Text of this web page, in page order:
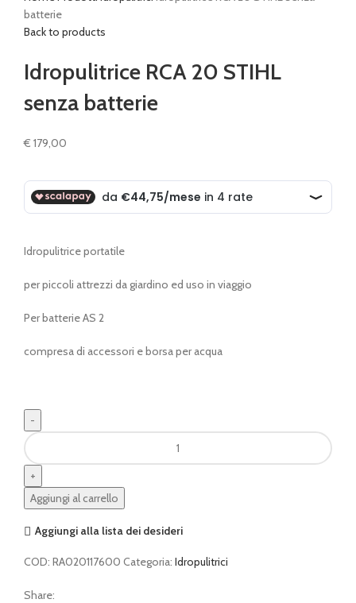
batterie
Back to products
Idropulitrice RCA 20 STIHL
senza batterie
€ 179,00
Idropulitrice portatile
per piccoli attrezzi da giardino ed uso in viaggio
Per batterie AS 2
compresa di accessori e borsa per acqua
Idropulitrice
RCA
20
STIHL
senza
batterie
Aggiungi al carrello
Aggiungi alla lista dei desideri
COD: RA020117600 Categoria: Idropulitrici
Share: